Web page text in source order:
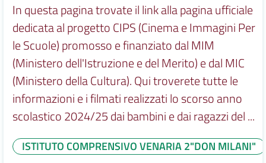
In questa pagina trovate il link alla pagina ufficiale
dedicata al progetto CIPS (Cinema e Immagini Per
le Scuole) promosso e finanziato dal MIM
(Ministero dell'Istruzione e del Merito) e dal MIC
(Ministero della Cultura). Qui troverete tutte le
informazioni e i filmati realizzati lo scorso anno
scolastico 2024/25 dai bambini e dai ragazzi del ...
ISTITUTO COMPRENSIVO VENARIA 2"DON MILANI"